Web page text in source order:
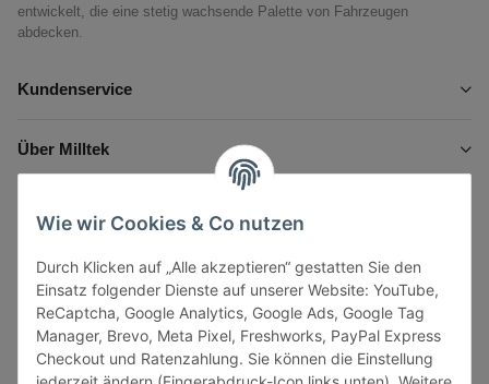
Wie wir Cookies & Co nutzen
Durch Klicken auf „Alle akzeptieren“ gestatten Sie den
Einsatz folgender Dienste auf unserer Website: YouTube,
ReCaptcha, Google Analytics, Google Ads, Google Tag
Manager, Brevo, Meta Pixel, Freshworks, PayPal Express
Checkout und Ratenzahlung. Sie können die Einstellung
entwickelt, die eine stetig wachsende Palette von Fahrzeugen
abdecken.
Kundenservice
Über Milltek
Gesetzliche Informationen